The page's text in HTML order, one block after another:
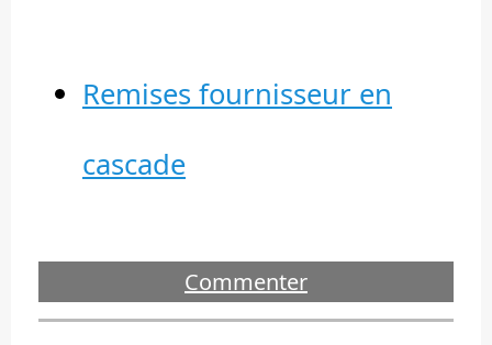
Remises fournisseur en
cascade
Commenter